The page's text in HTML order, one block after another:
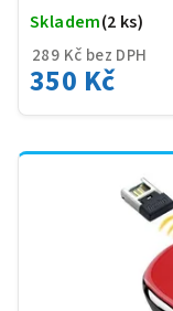
289 Kč bez DPH
350 Kč
Skladem(2 ks)